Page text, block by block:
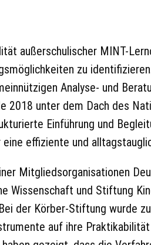
außerschulischer MINT-
zu
Analyse- und
2018 unter dem Dach des
Einführung und
effiziente und
Mitgliedsorganisationen
Wissenschaft und Stiftung
der Körber-Stiftung wurde
auf ihre